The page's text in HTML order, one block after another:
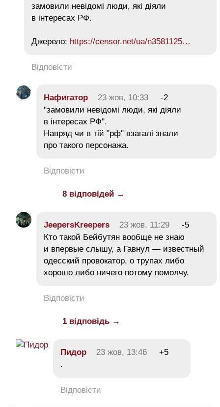
замовили невідомі люди, які діяли
в інтересах РФ.
Джерело: https://censor.net/ua/n3581125…
Відповісти
Нафигатор 23 жов, 10:33
-2
"замовили невідомі люди, які діяли
в інтересах РФ".
Навряд чи в тій "рф" взагалі знали
про такого персонажа.
Відповісти
8 відповідей →
JeepersKreepers 23 жов, 11:29
-5
Кто такой Бейбутян вообще не знаю
и впервые слышу, а Гавнул — известный
одесский провокатор, о трупах либо
хорошо либо ничего потому помолчу.
Відповісти
1 відповідь →
Пидор 23 жов, 13:46
+5
.
Відповісти